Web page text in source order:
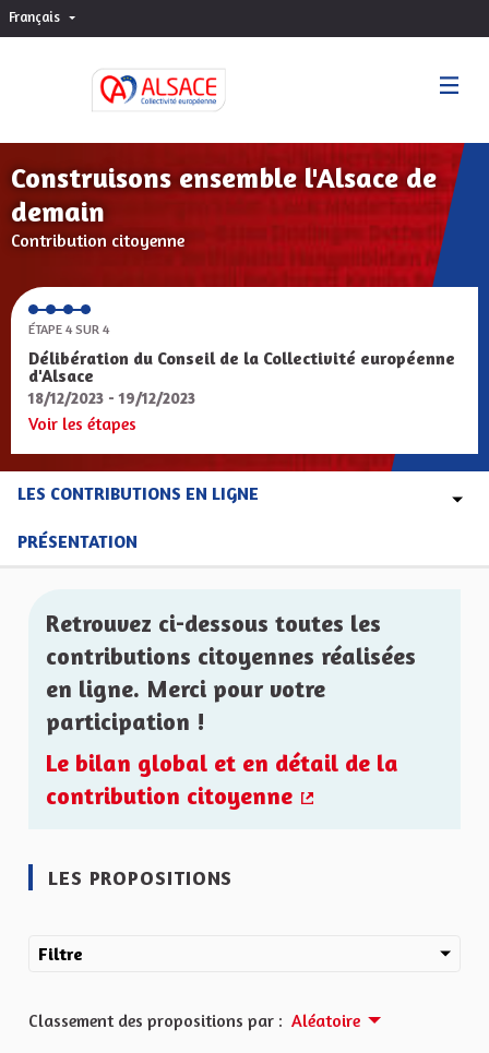
Français Choisir la langue
Construisons ensemble l'Alsace de
demain
Contribution citoyenne
ÉTAPE 4 SUR 4
Délibération du Conseil de la Collectivité européenne
d'Alsace
18/12/2023 - 19/12/2023
Voir les étapes
LES CONTRIBUTIONS EN LIGNE
PRÉSENTATION
Retrouvez ci-dessous toutes les
contributions citoyennes réalisées
en ligne. Merci pour votre
participation !
Le bilan global et en détail de la
contribution citoyenne
LES PROPOSITIONS
Filtre
Classement des propositions par : Aléatoire